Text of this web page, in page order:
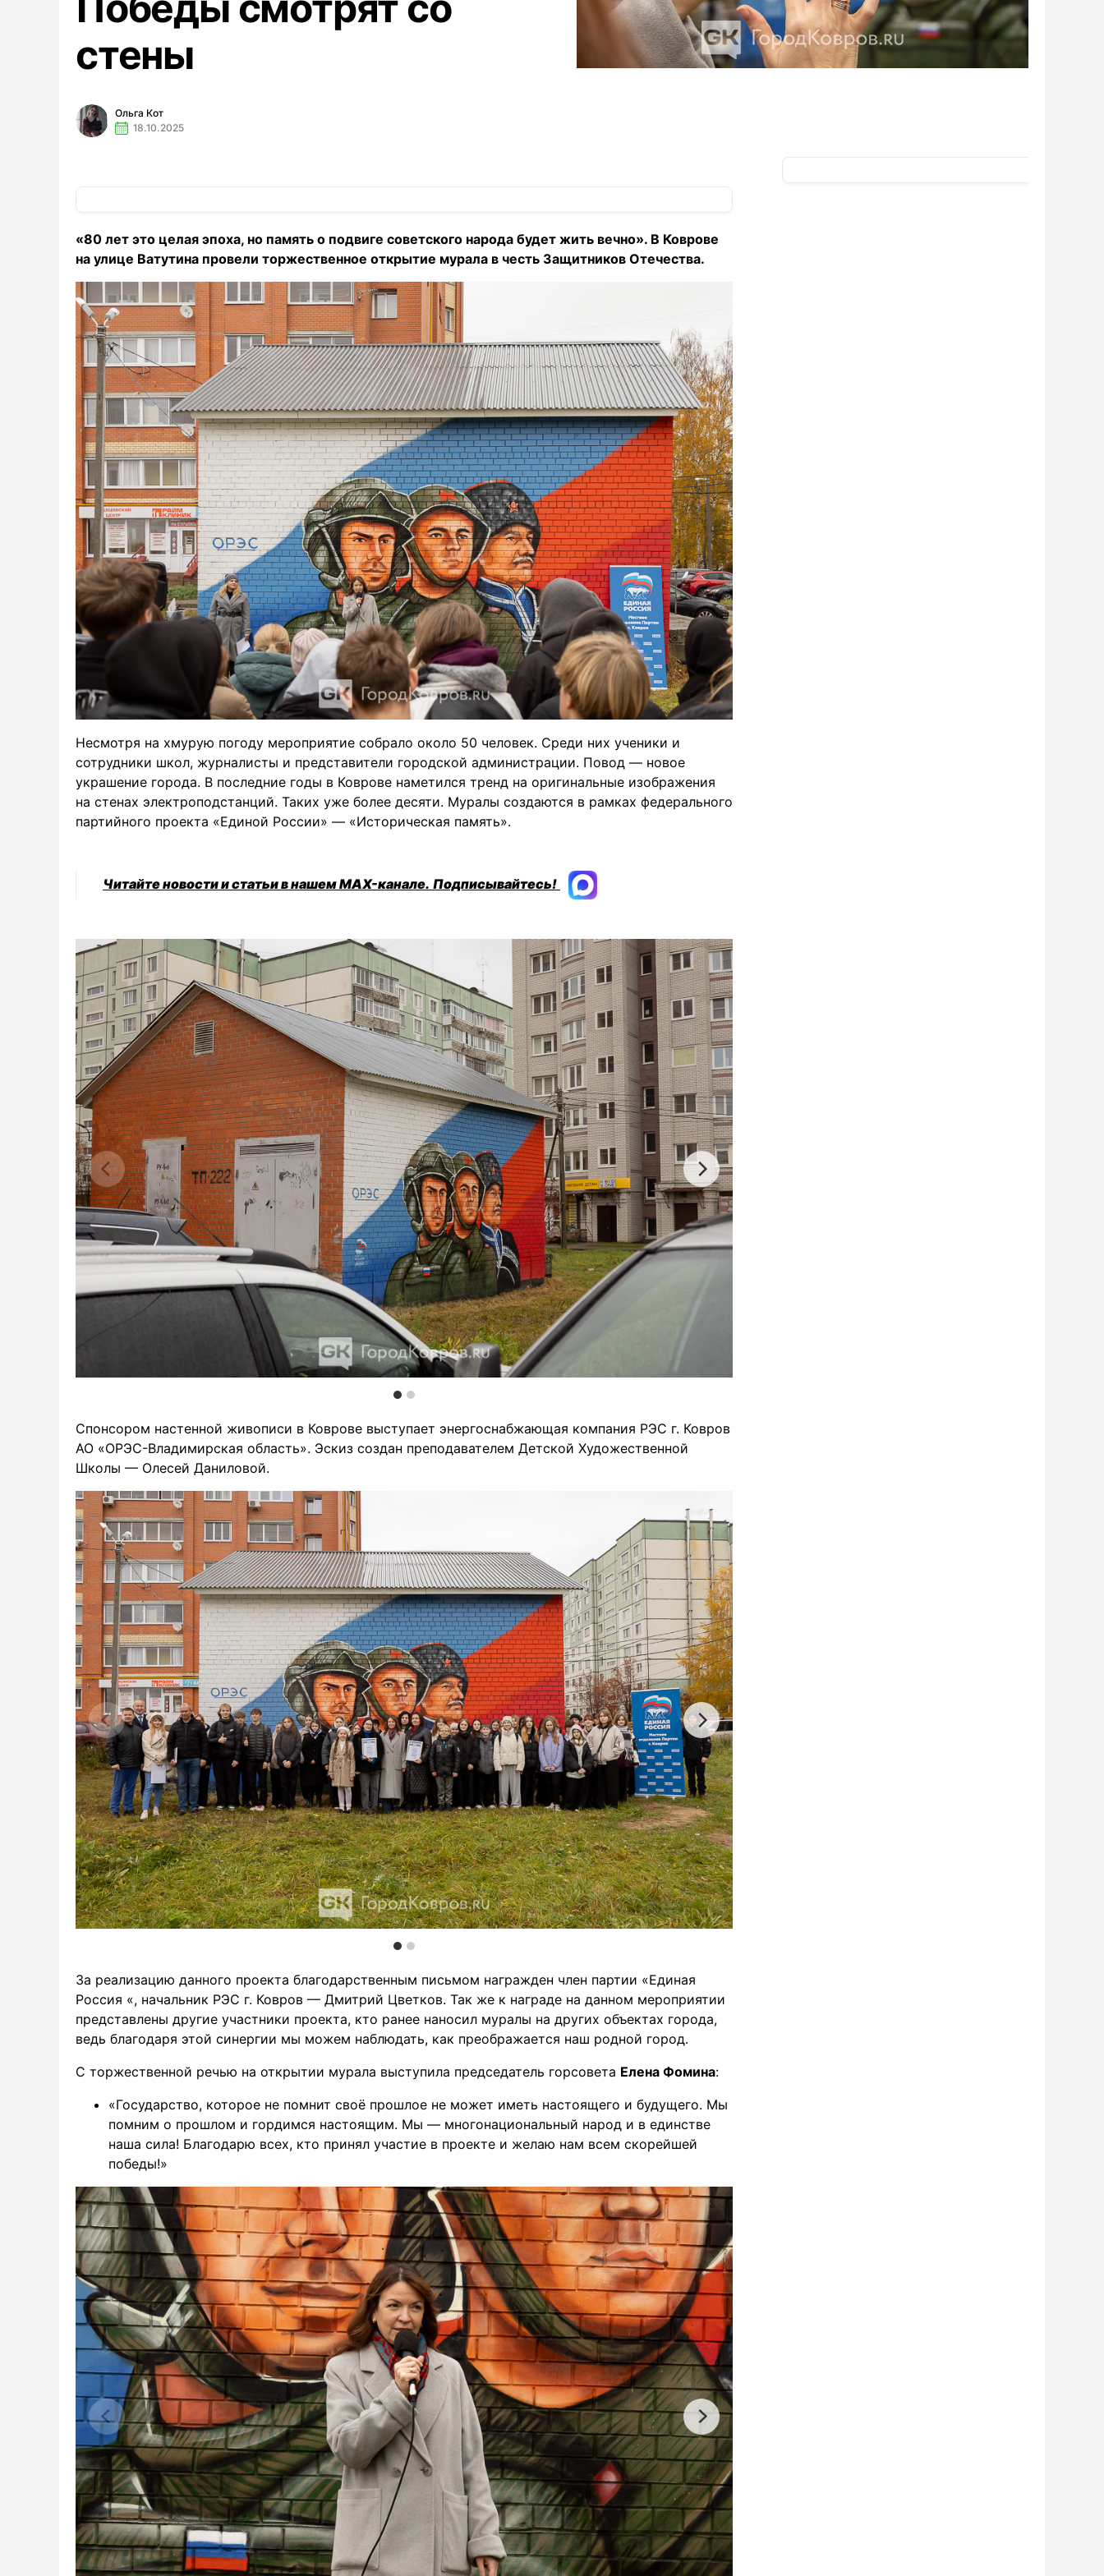
стены
Ольга Кот
18.10.2025
«80 лет это целая эпоха, но память о подвиге советского народа будет жить вечно». В Коврове
на улице Ватутина провели торжественное открытие мурала в честь Защитников Отечества.
Несмотря на хмурую погоду мероприятие собрало около 50 человек. Среди них ученики и
сотрудники школ, журналисты и представители городской администрации. Повод — новое
украшение города. В последние годы в Коврове наметился тренд на оригинальные изображения
на стенах электроподстанций. Таких уже более десяти. Муралы создаются в рамках федерального
партийного проекта «Единой России» — «Историческая память».
Читайте новости и статьи в нашем MAX-канале. Подписывайтесь!
Спонсором настенной живописи в Коврове выступает энергоснабжающая компания РЭС г. Ковров
АО «ОРЭС-Владимирская область». Эскиз создан преподавателем Детской Художественной
Школы — Олесей Даниловой.
За реализацию данного проекта благодарственным письмом награжден член партии «Единая
Россия «, начальник РЭС г. Ковров — Дмитрий Цветков. Так же к награде на данном мероприятии
представлены другие участники проекта, кто ранее наносил муралы на других объектах города,
ведь благодаря этой синергии мы можем наблюдать, как преображается наш родной город.
С торжественной речью на открытии мурала выступила председатель горсовета Елена Фомина:
«Государство, которое не помнит своё прошлое не может иметь настоящего и будущего. Мы
помним о прошлом и гордимся настоящим. Мы — многонациональный народ и в единстве
наша сила! Благодарю всех, кто принял участие в проекте и желаю нам всем скорейшей
победы!»